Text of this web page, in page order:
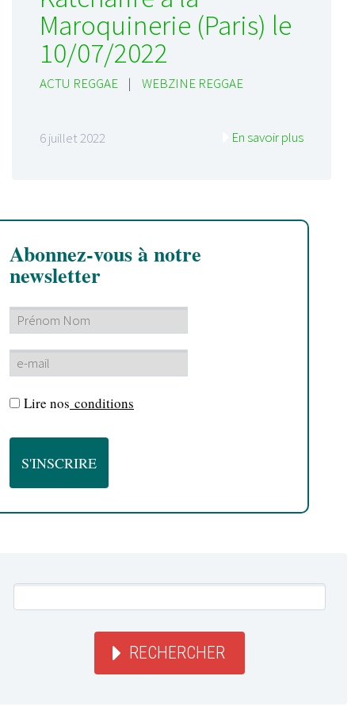
Maroquinerie (Paris) le
10/07/2022
ACTU REGGAE | WEBZINE REGGAE
6 juillet 2022 En savoir plus
Abonnez-vous à notre
newsletter
Lire nos conditions
RECHERCHER